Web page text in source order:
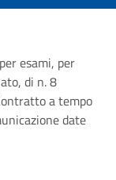
esami, per
di n. 8
a tempo
date